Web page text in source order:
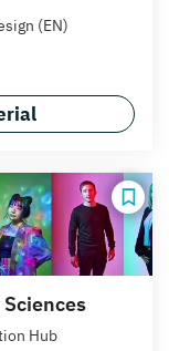
(EN)
Hub